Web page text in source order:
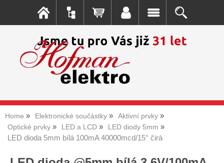
Home Elektronické součástky
Aktivní prvky
Optické prvky
LED a LCD LED diody 5mm
LED dioda 5mm bílá 100mA 40000mcd/15° čirá